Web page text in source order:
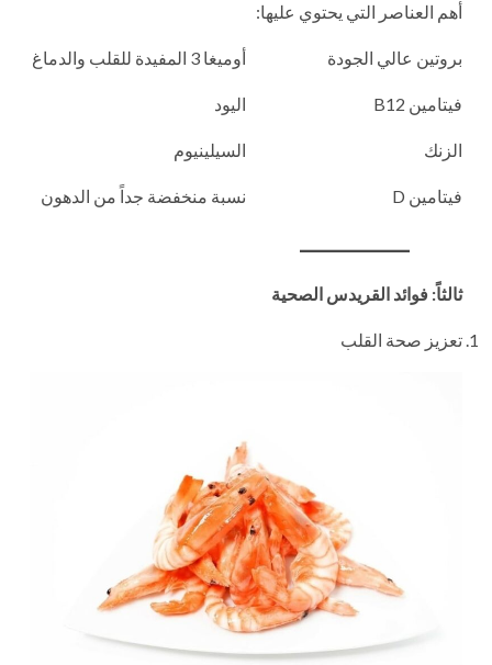
أهم العناصر التي يحتوي عليها:
بروتين عالي الجودة أوميغا 3 المفيدة للقلب والدماغ
فيتامين B12 اليود
الزنك السيلينيوم
فيتامين D نسبة منخفضة جداً من الدهون
ثالثاً: فوائد القريدس الصحية
تعزيز صحة القلب